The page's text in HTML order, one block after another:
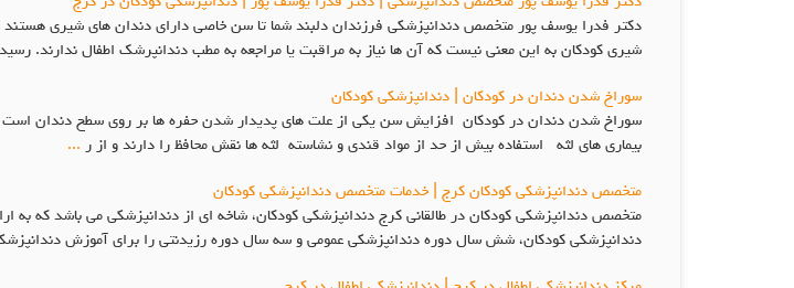
دکتر فدرا یوسف پور متخصص دندانپزشکی فرزندان دلبند شما تا سن خاصی دارای دندان های شیری هستند
شیری کودکان به این معنی نیست که آن ها نیاز به مراقبت یا مراجعه به مطب دندانپرشک اطفال ندارند.
سوراخ شدن دندان در کودکان | دندانپزشکی کودکان
سوراخ شدن دندان در کودکان افزایش سن یکی از علت های پدیدار شدن حفره ها بر روی سطح دندان است
بیماری های لثه استفاده بیش از حد از مواد قندی و نشاسته لثه ها نقش محافظ را دارند و از ر ...
متخصص دندانپزشکی کودکان کرج | خدمات متخصص دندانپزشکی کودکان
متخصص دندانپزشکی کودکان در طالقانی کرج دندانپزشکی کودکان، شاخه ای از دندانپزشکی می باشد که به
دندانپزشکی کودکان، شش سال دوره دندانپزشکی عمومی و سه سال دوره رزیدنتی را برای آموزش دندانپزشکی